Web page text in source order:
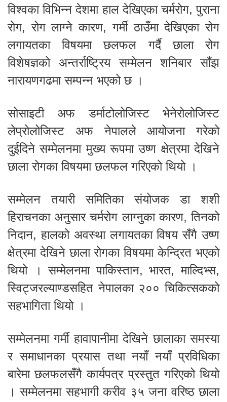
विश्वका विभिन्न देशमा हाल देखिएका चर्मरोग, पुराना
रोग, रोग लाग्ने कारण, गर्मी ठाउँमा देखिएका रोग
लगायतका विषयमा छलफल गर्दै छाला रोग
विशेषज्ञको अन्तर्राष्ट्रिय सम्मेलन शनिबार साँझ
नारायणगढमा सम्पन्न भएको छ ।
सोसाइटी अफ डर्माटोलोजिस्ट भेनेरोलोजिस्ट
लेप्रोलोजिस्ट अफ नेपालले आयोजना गरेको
दुईदिने सम्मेलनमा मुख्य रूपमा उष्ण क्षेत्रमा देखिने
छाला रोगका विषयमा छलफल गरिएको थियो ।
सम्मेलन तयारी समितिका संयोजक डा शशी
हिराचनका अनुसार चर्मरोग लाग्नुका कारण, तिनको
निदान, हालको अवस्था लगायतका विषय सँगै उष्ण
क्षेत्रमा देखिने छाला रोगका विषयमा केन्द्रित भएको
थियो । सम्मेलनमा पाकिस्तान, भारत, माल्दिभ्स,
स्विट्जरल्याण्डसहित नेपालका २०० चिकित्सकको
सहभागिता थियो ।
सम्मेलनमा गर्मी हावापानीमा देखिने छालाका समस्या
र समाधानका प्रयास तथा नयाँ नयाँ प्रविधिका
बारेमा छलफलसँगै कार्यपत्र प्रस्तुत गरिएको थियो
। सम्मेलनमा सहभागी करीव ३५ जना वरिष्ठ छाला